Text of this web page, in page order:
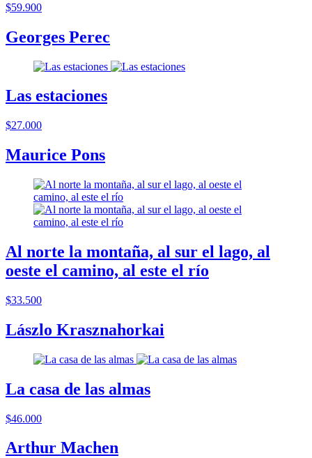
$59.900
Georges Perec
Las estaciones
$27.000
Maurice Pons
Al norte la montaña, al sur el lago, al
oeste el camino, al este el río
$33.500
Lászlo Krasznahorkai
La casa de las almas
$46.000
Arthur Machen